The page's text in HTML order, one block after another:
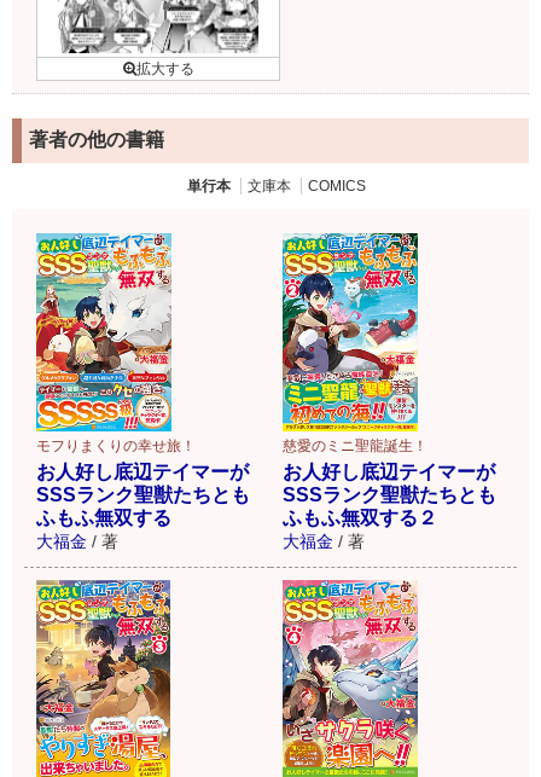
著者の他の書籍
単行本 文庫本 COMICS
モフりまくりの幸せ旅！
お人好し底辺テイマーが
SSSランク聖獣たちとも
ふもふ無双する
大福金 / 著
慈愛のミニ聖龍誕生！
お人好し底辺テイマーが
SSSランク聖獣たちとも
ふもふ無双する２
大福金 / 著